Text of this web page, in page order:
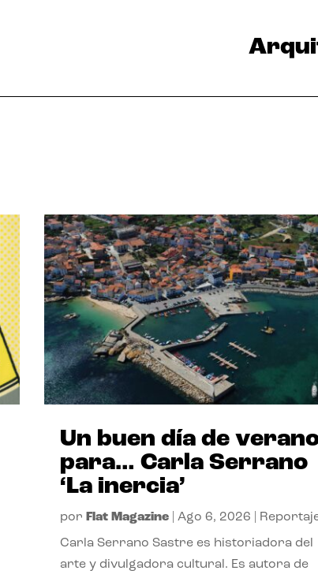
Un buen día de
para… Carla Serrano
‘La inercia’
por Flat Magazine| Ago 6, 2026
Carla Serrano Sastre es historiadora del
arte y divulgadora cultural. Es autora de